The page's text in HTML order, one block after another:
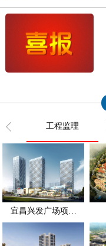
工程监理
宜昌兴发广场项…